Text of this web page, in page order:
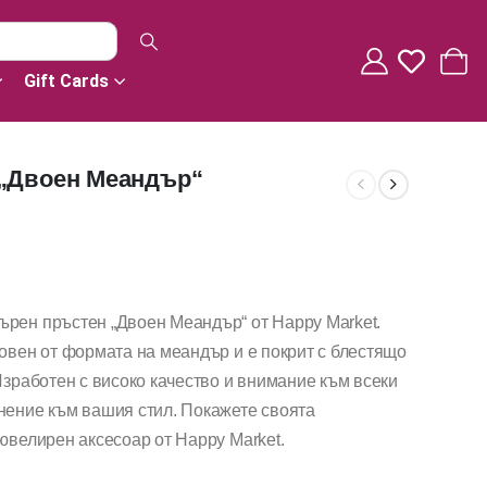
Gift Cards
Меандър“
пръстен „Двоен Меандър“ от Happy Market.
от формата на меандър и е покрит с блестящо
с високо качество и внимание към всеки
към вашия стил. Покажете своята
аксесоар от Happy Market.